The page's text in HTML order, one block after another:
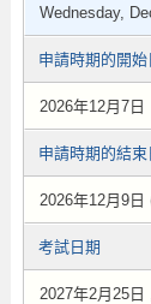
Wednesday,
申請時期的開始
2026年12月7日
申請時期的結束
2026年12月9日
考試日期
2027年2月25日